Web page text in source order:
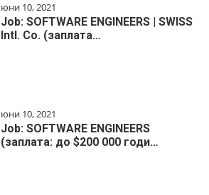
юни 10, 2021
Job: SOFTWARE ENGINEERS | SWISS
Intl. Co. (заплата…
юни 10, 2021
Job: SOFTWARE ENGINEERS
(заплата: до $200 000 годи…